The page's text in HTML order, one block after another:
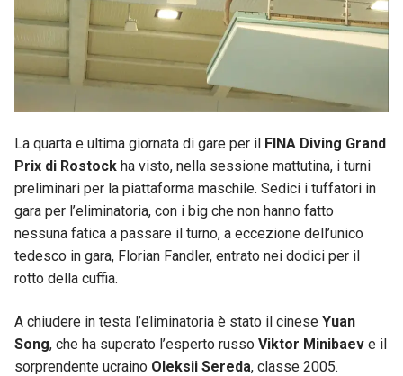
La quarta e ultima giornata di gare per il FINA Diving Grand
Prix di Rostock ha visto, nella sessione mattutina, i turni
preliminari per la piattaforma maschile. Sedici i tuffatori in
gara per l’eliminatoria, con i big che non hanno fatto
nessuna fatica a passare il turno, a eccezione dell’unico
tedesco in gara, Florian Fandler, entrato nei dodici per il
rotto della cuffia.
A chiudere in testa l’eliminatoria è stato il cinese Yuan
Song, che ha superato l’esperto russo Viktor Minibaev e il
sorprendente ucraino Oleksii Sereda, classe 2005.